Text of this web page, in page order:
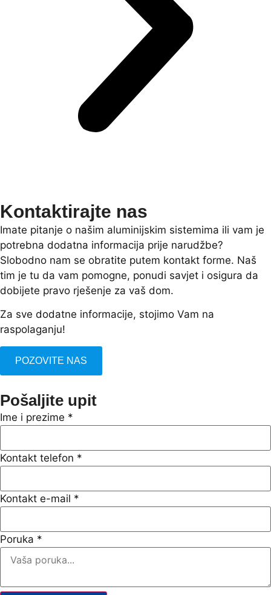
Kontaktirajte nas
Imate pitanje o našim aluminijskim sistemima ili vam je
potrebna dodatna informacija prije narudžbe?
Slobodno nam se obratite putem kontakt forme. Naš
tim je tu da vam pomogne, ponudi savjet i osigura da
dobijete pravo rješenje za vaš dom.
Za sve dodatne informacije, stojimo Vam na
raspolaganju!
POZOVITE NAS
Pošaljite upit
Ime i prezime *
Kontakt telefon *
Kontakt e-mail *
Poruka *